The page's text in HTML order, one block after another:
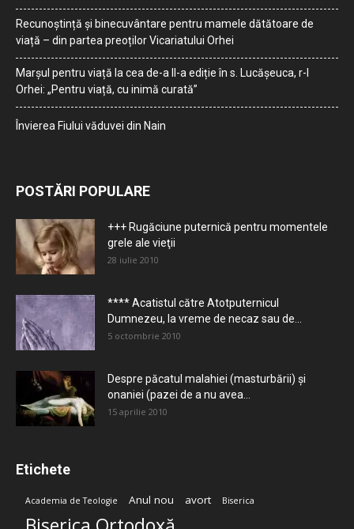
Recunoștință și binecuvântare pentru mamele dătătoare de
viață – din partea preoților Vicariatului Orhei
Marșul pentru viață la cea de-a II-a ediție în s. Lucășeuca, r-l
Orhei: „Pentru viață, cu inimă curată”
Învierea Fiului văduvei din Nain
POSTĂRI POPULARE
+++ Rugăciune puternică pentru momentele
grele ale vieţii
28 iulie 2010
**** Acatistul către Atotputernicul
Dumnezeu, la vreme de necaz sau de...
5 octombrie 2010
Despre păcatul malahiei (masturbării) şi
onaniei (pazei de a nu avea...
15 aprilie 2010
Etichete
Academia de Teologie Anul nou avort Biserica